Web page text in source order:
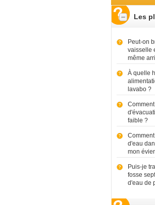
Les
Peut-on
vaisselle
même
À quelle
lavabo ?
faible ?
d'eau
mon
Puis-je
fosse
d'eau de